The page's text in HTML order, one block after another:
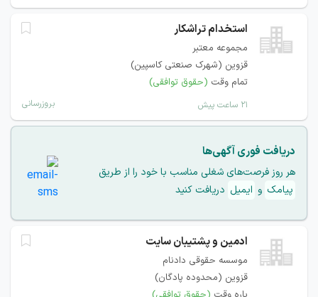
استخدام تراشکار
مجموعه معتبر
قزوین (شهرک صنعتی کاسپین)
تمام وقت (حقوق توافقی)
۲۱ ساعت پیش بروزرسانی
دریافت فوری آگهی‌ها
هر روز فرصت‌های شغلی مناسب با خود را از طریق
پیامک و ایمیل دریافت کنید
ادمین و پشتیبان سایت
موسسه حقوقی دادنام
قزوین (محدوده پادگان)